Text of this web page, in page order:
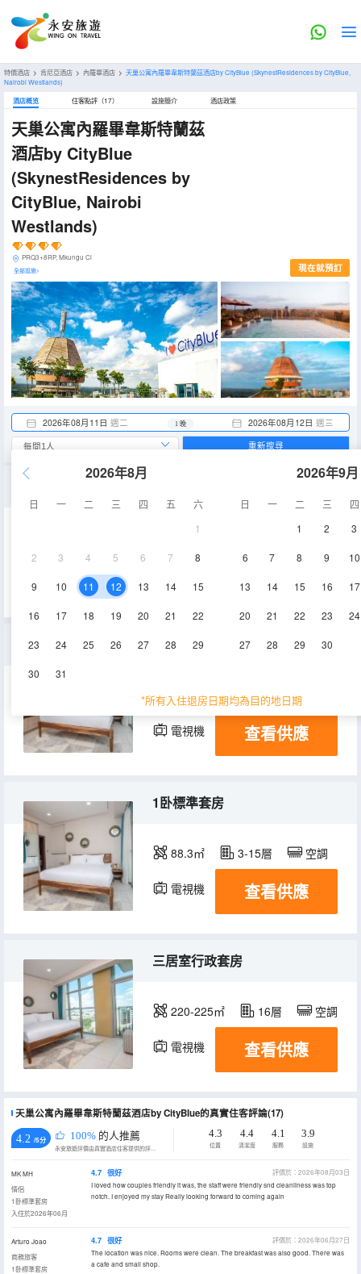
特價酒店 > 肯尼亞酒店 > 內羅畢酒店 > 天巢公寓內羅畢韋斯特蘭茲酒店by CityBlue (SkynestResidences by CityBlue,
Nairobi Westlands)
酒店概览 住客點評（17） 設施簡介 酒店政策
天巢公寓內羅畢韋斯特蘭茲
酒店by CityBlue
(SkynestResidences by
CityBlue, Nairobi
Westlands)
PRQ3+8RP, Mkungu Cl
全部設施> 現在就預訂
2026年08月11日 週二 2026年08月12日 週三
1 晚
2026年8月
日 一 二 三 四 五
六
1
2 3 4 5 6 7 8
9 10 11 12 13 14 15
16 17 18 19 20 21 22
23 24 25 26 27 28 29
30 31
2026年9月
日 一 二 三
四
1
2 3
6 7 8 9 10
13 14 15 16 17
20 21 22 23 24
27 28 29 30
*所有入住退房日期均為目的地日期
重新搜尋
90-130㎡ 空調
標準公寓
93.8㎡ 3-15層
電視機 冰箱
查看供應
1卧標準套房
88.3㎡ 3-15層 空調
電視機 冰箱
查看供應
三居室行政套房
220-225㎡ 16層 空調
電視機 冰箱
查看供應
天巢公寓內羅畢韋斯特蘭茲酒店by CityBlue的真實住客評論(17)
4.2 /5分 100% 的人推薦
永安旅遊評價由真實酒店住客提供的評價。
4.3
位置
4.4
清潔度
4.1
服務
3.9
設施
MK MH
情侶
1卧標準套房
入住於2026年06月
4.7 很好
評價於：2026年08月03日
I loved how couples friendly it was, the staff were friendly snd cleanliness was top
notch. I enjoyed my stay Really looking forward to coming again
Arturo Joao
商務旅客
1卧標準套房
4.7 很好
評價於：2026年06月27日
The location was nice. Rooms were clean. The breakfast was also good. There was
a cafe and small shop.